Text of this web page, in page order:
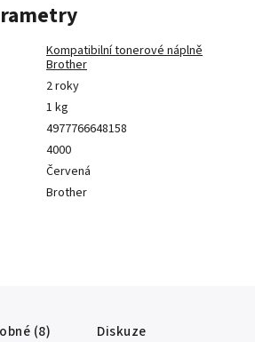
Kompatibilní tonerové náplně
Brother
2 roky
1 kg
4977766648158
4000
Červená
Brother
(8) Diskuze